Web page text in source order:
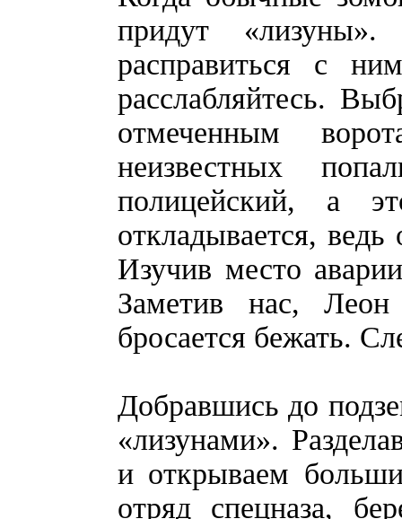
придут
расправиться с
расслабляйтесь.
отмеченным
неизвестных
полицейский, а
откладывается,
Изучив место
Заметив нас,
бросается бежать.
Добравшись до
«лизунами».
и открываем
отряд спецназа,